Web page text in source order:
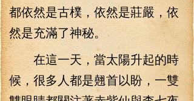
都依然是古樸，依然是莊嚴，依
然是充滿了神秘。
在這一天，當太陽升起的時
候，很多人都是翹首以盼，一雙